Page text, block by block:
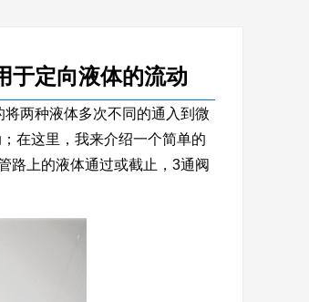
于定向液体的流动
两种液体多次不同的通入到微
在这里，我来介绍一个简单的
上的液体通过或截止，3通阀